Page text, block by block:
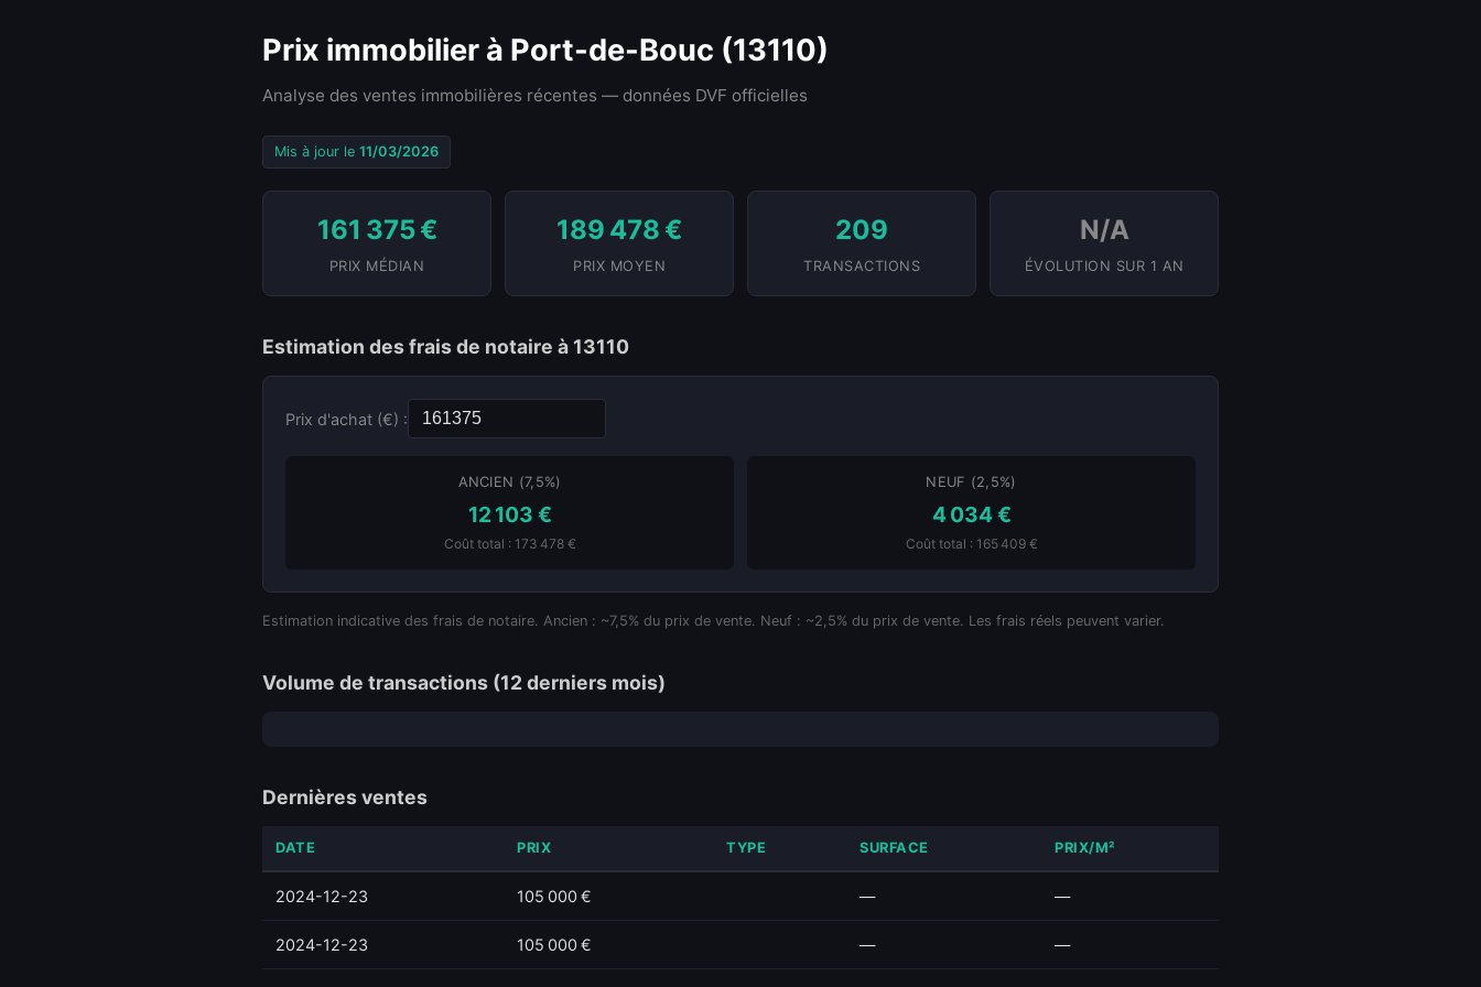
Prix immobilier à Port-de-Bouc (13110)
Analyse des ventes immobilières récentes — données DVF officielles
Mis à jour le 11/03/2026
161 375 €
PRIX MÉDIAN
189 478 €
PRIX MOYEN
209
TRANSACTIONS
N/A
ÉVOLUTION SUR 1 AN
Estimation des frais de notaire à 13110
Prix d'achat (€) :
ANCIEN (7,5%)
12 103 €
Coût total : 173 478 €
NEUF (2,5%)
4 034 €
Coût total : 165 409 €
Estimation indicative des frais de notaire. Ancien : ~7,5% du prix de vente. Neuf : ~2,5% du prix de vente. Les frais réels peuvent varier.
Volume de transactions (12 derniers mois)
Dernières ventes
DATE PRIX TYPE SURFACE PRIX/M²
2024-12-23 105 000 € — —
2024-12-23 105 000 € — —